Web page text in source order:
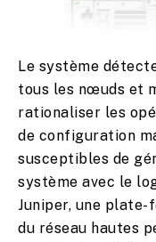
Le système
tous les nœuds et
rationaliser les
de configuration
susceptibles de
système avec le
Juniper, une
du réseau hautes